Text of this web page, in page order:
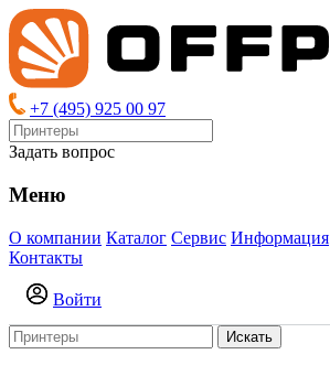
+7 (495) 925 00 97
Задать вопрос
Меню
О компании Каталог Сервис Информация
Контакты
Войти
Искать